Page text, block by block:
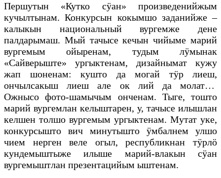
Першутын «Кутко сӱан» произведенийжым
кучылтынам. Конкурсын кокымшо заданийже –
калыкын национальный вургемже дене
палдарымаш. Мый тачысе кечын чийыме марий
вургемым ойыренам, тудым лӱмынак
«Сайверыште» ургыктенам, дизайнымат кужу
жап шоненам: кушто да могай тӱр лиеш,
ончылсакыш лиеш але ок лий да молат…
Ожнысо фото-шамычым онченам. Тыге, тошто
марий вургемлан келыштарен, у, тачысе илышлан
келшен толшо вургемым ургыктенам. Мутат уке,
конкурсышто вич минутышто ӱмбалнем улшо
чием нерген веле огыл, республикнан тӱрлӧ
кундемыштыже илыше марий-влакын сӱан
вургемыштлан презентацийым ыштенам.